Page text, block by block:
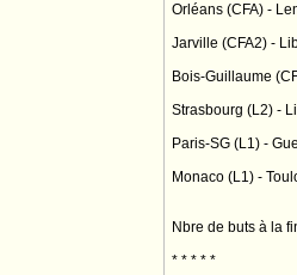
Orléans (CFA) -
Jarville (CFA2) -
Bois-Guillaume
Strasbourg (L2) -
Paris-SG (L1) -
Monaco (L1) -
Nbre de buts à la
* * * * *